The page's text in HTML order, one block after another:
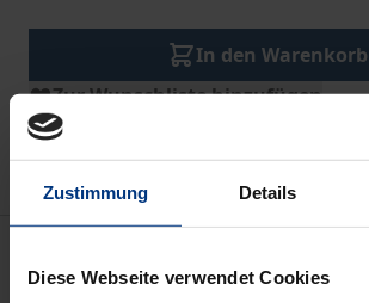
Zustimmung Details
Diese Webseite verwendet Cookies
In den Warenkorb
Zur Wunschliste hinzufügen
Hinweise zu Versandkosten